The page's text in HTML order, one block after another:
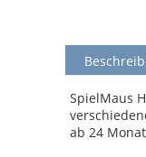
SpielMaus
ab 24